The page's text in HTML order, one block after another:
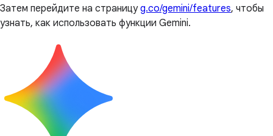
Затем перейдите на страницуg.co/gemini/features, чтобы
узнать, как использовать функции Gemini.